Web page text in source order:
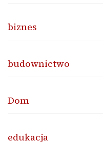
biznes
budownictwo
Dom
edukacja